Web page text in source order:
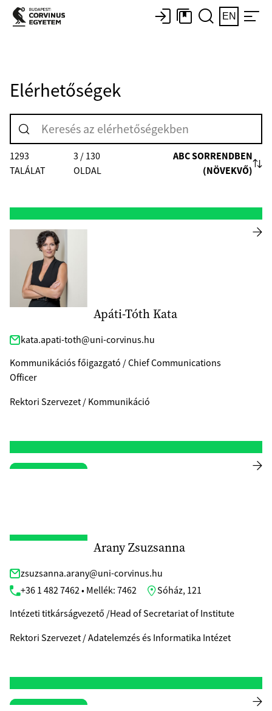
EN
Elérhetőségek
1293
TALÁLAT
3 / 130
OLDAL
ABC SORRENDBEN
(NÖVEKVŐ)
Apáti-Tóth Kata
kata.apati-toth@uni-corvinus.hu
Kommunikációs főigazgató / Chief Communications
Officer
Rektori Szervezet / Kommunikáció
Arany Zsuzsanna
zsuzsanna.arany@uni-corvinus.hu
+36 1 482 7462 • Mellék: 7462
Sóház, 121
Intézeti titkárságvezető /Head of Secretariat of Institute
Rektori Szervezet / Adatelemzés és Informatika Intézet